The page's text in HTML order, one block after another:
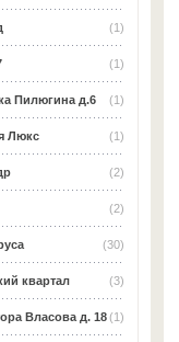
(1)
(1)
(1)
Пилюгина д.6
(1)
Люкс
(2)
(2)
(30)
(3)
квартал
(1)
Власова д. 18